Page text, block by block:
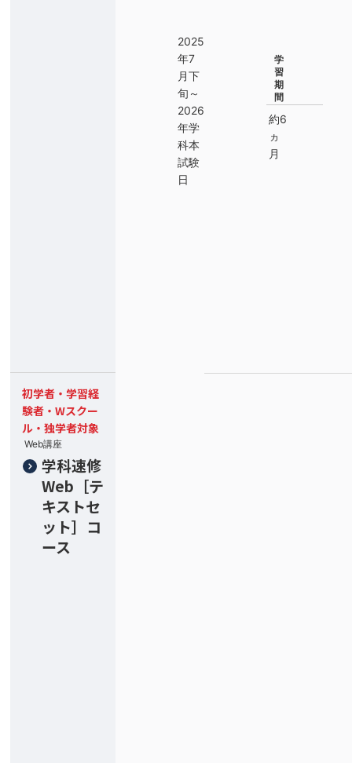
2025
年7
月下
旬～
2026
年学
科本
試験
日
学
習
期
間
約6
ヵ
月
初学者・学習経
験者・Wスクー
ル・独学者対象
Web講座
学科速修
Web［テ
キストセ
ット］コ
ース